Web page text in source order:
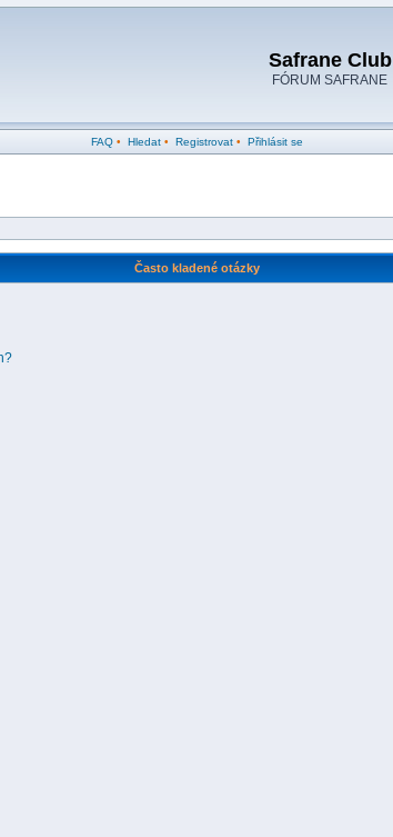
Safrane Club
FÓRUM SAFRANE
FAQ• Hledat• Registrovat• Přihlásit se
Často kladené otázky